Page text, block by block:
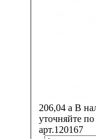
206,04 a В
уточняйте
арт.120167